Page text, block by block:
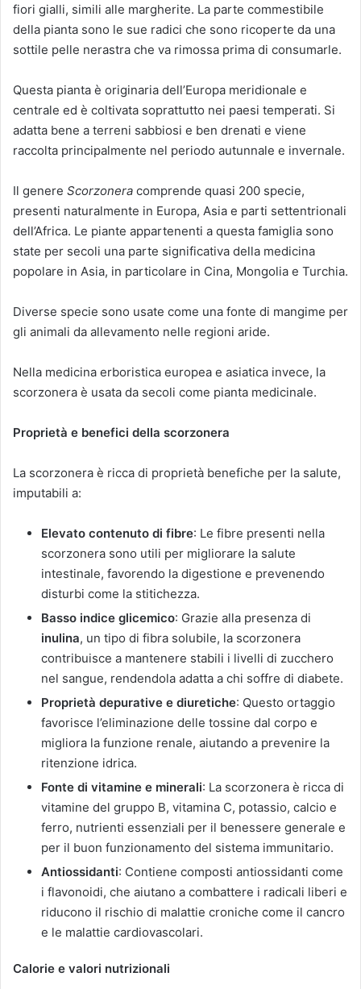
fiori gialli, simili alle margherite. La parte commestibile
della pianta sono le sue radici che sono ricoperte da una
sottile pelle nerastra che va rimossa prima di consumarle.
Questa pianta è originaria dell’Europa meridionale e
centrale ed è coltivata soprattutto nei paesi temperati. Si
adatta bene a terreni sabbiosi e ben drenati e viene
raccolta principalmente nel periodo autunnale e invernale.
Il genere Scorzonera comprende quasi 200 specie,
presenti naturalmente in Europa, Asia e parti settentrionali
dell’Africa. Le piante appartenenti a questa famiglia sono
state per secoli una parte significativa della medicina
popolare in Asia, in particolare in Cina, Mongolia e Turchia.
Diverse specie sono usate come una fonte di mangime per
gli animali da allevamento nelle regioni aride.
Nella medicina erboristica europea e asiatica invece, la
scorzonera è usata da secoli come pianta medicinale.
Proprietà e benefici della scorzonera
La scorzonera è ricca di proprietà benefiche per la salute,
imputabili a:
Elevato contenuto di fibre: Le fibre presenti nella
scorzonera sono utili per migliorare la salute
intestinale, favorendo la digestione e prevenendo
disturbi come la stitichezza.
Basso indice glicemico: Grazie alla presenza di
inulina, un tipo di fibra solubile, la scorzonera
contribuisce a mantenere stabili i livelli di zucchero
nel sangue, rendendola adatta a chi soffre di diabete.
Proprietà depurative e diuretiche: Questo ortaggio
favorisce l’eliminazione delle tossine dal corpo e
migliora la funzione renale, aiutando a prevenire la
ritenzione idrica.
Fonte di vitamine e minerali: La scorzonera è ricca di
vitamine del gruppo B, vitamina C, potassio, calcio e
ferro, nutrienti essenziali per il benessere generale e
per il buon funzionamento del sistema immunitario.
Antiossidanti: Contiene composti antiossidanti come
i flavonoidi, che aiutano a combattere i radicali liberi e
riducono il rischio di malattie croniche come il cancro
e le malattie cardiovascolari.
Calorie e valori nutrizionali